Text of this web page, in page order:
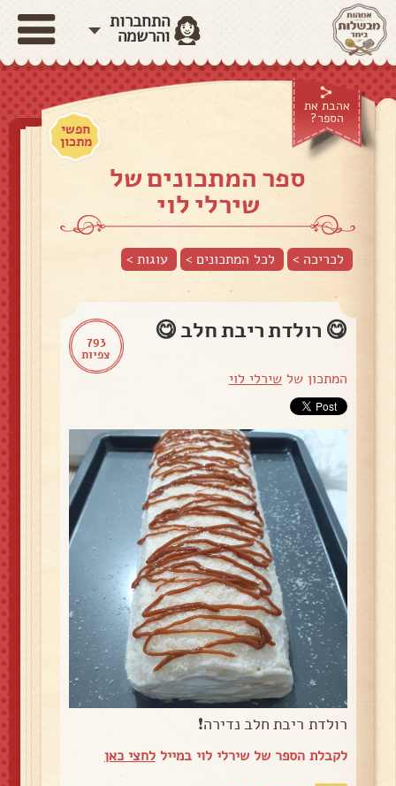
התחברות
והרשמה
אהבת את
הספר?
חפשי
מתכון
ספר המתכונים של
שירלי לוי
לכריכה > לכל המתכונים > עוגות>
793
צפיות
😋 רולדת ריבת חלב 😋
המתכון שלשירלי לוי
רולדת ריבת חלב נדירה❗
לקבלת הספר של שירלי לוי במייללחצי כאן